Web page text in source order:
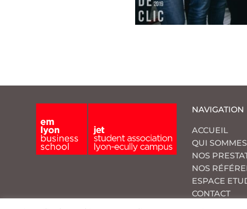
NAVIGATION
ACCUEIL
QUI
NOS
NOS
ESPACE
CONTACT